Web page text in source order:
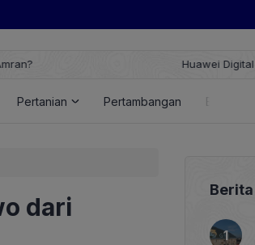
Dorong Indonesia Menuju Revolusi Energi
Pertanian Pertambangan Energi
dari